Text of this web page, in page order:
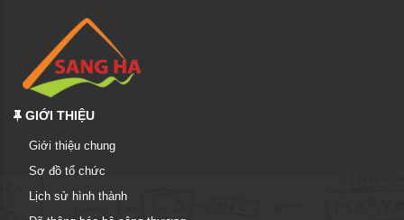
GIỚI THIỆU
Giới thiệu chung
Sơ đồ tổ chức
Lịch sử hình thành